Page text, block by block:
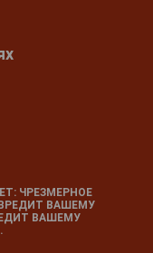
ЧРЕЗМЕРНОЕ
ВАШЕМУ
ВАШЕМУ